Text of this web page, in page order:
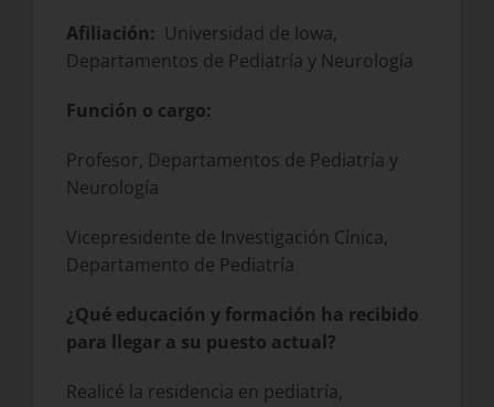
Afiliación: Universidad de Iowa,
Departamentos de Pediatría y Neurología
Función o cargo:
Profesor, Departamentos de Pediatría y
Neurología
Vicepresidente de Investigación Cínica,
Departamento de Pediatría
¿Qué educación y formación ha recibido
para llegar a su puesto actual?
Realicé la residencia en pediatría,